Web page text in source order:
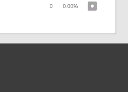
0 0.00%